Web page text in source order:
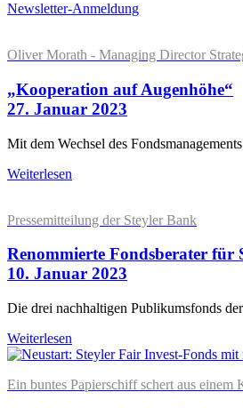
Newsletter-Anmeldung
Oliver Morath - Managing Director
„Kooperation auf Augenhöhe“
27. Januar 2023
Mit dem Wechsel des
Weiterlesen
Pressemitteilung der Steyler Bank
Renommierte Fondsberater für
10. Januar 2023
Die drei nachhaltigen Publikumsfonds
Weiterlesen
Ein buntes Papierschiff schert aus einem